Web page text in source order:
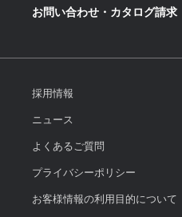
お問い合わせ・カタログ請求
採用情報
ニュース
よくあるご質問
プライバシーポリシー
お客様情報の利用目的について